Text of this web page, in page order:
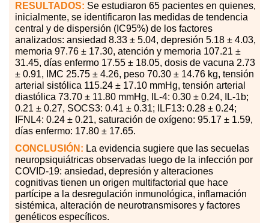
RESULTADOS: Se estudiaron 65 pacientes en quienes,
inicialmente, se identificaron las medidas de tendencia
central y de dispersión (IC95%) de los factores
analizados: ansiedad 8.33 ± 5.04, depresión 5.18 ± 4.03,
memoria 97.76 ± 17.30, atención y memoria 107.21 ±
31.45, días enfermo 17.55 ± 18.05, dosis de vacuna 2.73
± 0.91, IMC 25.75 ± 4.26, peso 70.30 ± 14.76 kg, tensión
arterial sistólica 115.24 ± 17.10 mmHg, tensión arterial
diastólica 73.70 ± 11.80 mmHg, IL-4: 0.30 ± 0.24, IL-1b;
0.21 ± 0.27, SOCS3: 0.41 ± 0.31; ILF13: 0.28 ± 0.24;
IFNL4: 0.24 ± 0.21, saturación de oxígeno: 95.17 ± 1.59,
días enfermo: 17.80 ± 17.65.
CONCLUSIÓN: La evidencia sugiere que las secuelas
neuropsiquiátricas observadas luego de la infección por
COVID-19: ansiedad, depresión y alteraciones
cognitivas tienen un origen multifactorial que hace
partícipe a la desregulación inmunológica, inflamación
sistémica, alteración de neurotransmisores y factores
genéticos específicos.